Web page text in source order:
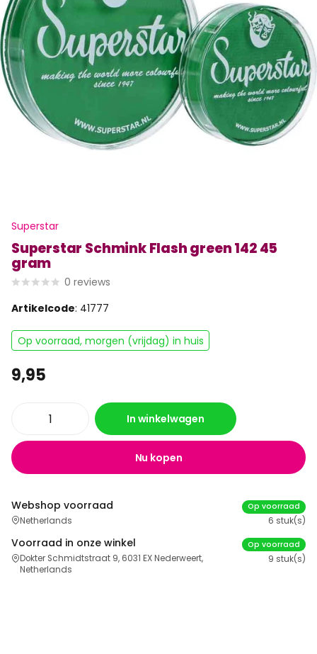
Superstar
Superstar Schmink Flash green 142 45
gram
0 reviews
Artikelcode: 41777
Op voorraad, morgen (vrijdag) in huis
9,95
In winkelwagen
Nu kopen
Webshop voorraad
Netherlands
Op voorraad
6 stuk(s)
Voorraad in onze winkel
Dokter Schmidtstraat 9, 6031 EX Nederweert,
Netherlands
Op voorraad
9 stuk(s)